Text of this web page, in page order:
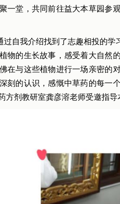
一堂，共同前往益大本草园参
自我介绍找到了志趣相投的
物的生长故事，感受着大自然
在与这些植物进行一场亲密的
刻的认识，感慨中草药的每一
方剂教研室龚彦溶老师受邀指导